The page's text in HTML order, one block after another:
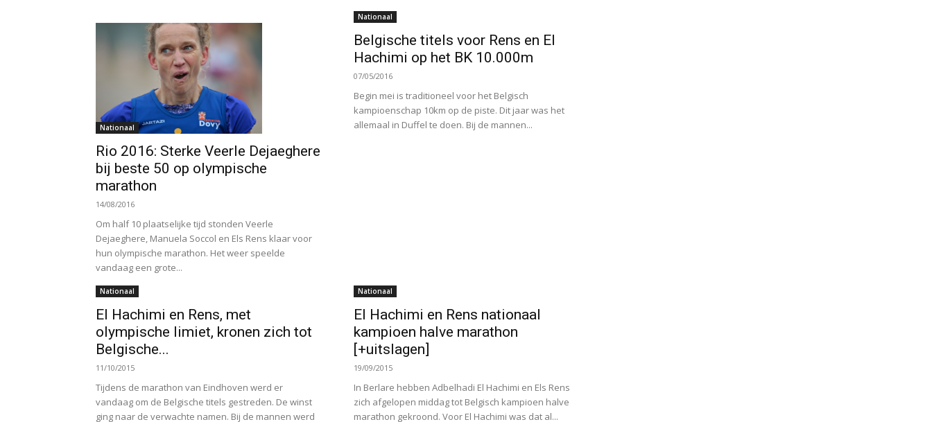
Nationaal
Rio 2016: Sterke Veerle Dejaeghere
bij beste 50 op olympische
marathon
14/08/2016
Om half 10 plaatselijke tijd stonden Veerle
Dejaeghere, Manuela Soccol en Els Rens klaar voor
hun olympische marathon. Het weer speelde
vandaag een grote...
Nationaal
Belgische titels voor Rens en El
Hachimi op het BK 10.000m
07/05/2016
Begin mei is traditioneel voor het Belgisch
kampioenschap 10km op de piste. Dit jaar was het
allemaal in Duffel te doen. Bij de mannen...
Nationaal
El Hachimi en Rens, met
olympische limiet, kronen zich tot
Belgische...
11/10/2015
Tijdens de marathon van Eindhoven werd er
vandaag om de Belgische titels gestreden. De winst
ging naar de verwachte namen. Bij de mannen werd
Nationaal
El Hachimi en Rens nationaal
kampioen halve marathon
[+uitslagen]
19/09/2015
In Berlare hebben Adbelhadi El Hachimi en Els Rens
zich afgelopen middag tot Belgisch kampioen halve
marathon gekroond. Voor El Hachimi was dat al...